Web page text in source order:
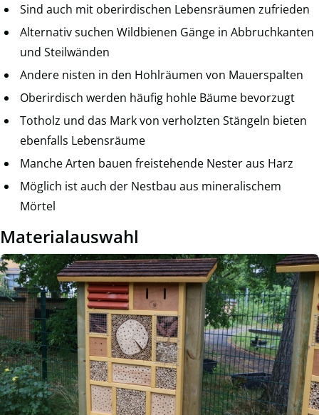
Sind auch mit oberirdischen Lebensräumen zufrieden
Alternativ suchen Wildbienen Gänge in Abbruchkanten
und Steilwänden
Andere nisten in den Hohlräumen von Mauerspalten
Oberirdisch werden häufig hohle Bäume bevorzugt
Totholz und das Mark von verholzten Stängeln bieten
ebenfalls Lebensräume
Manche Arten bauen freistehende Nester aus Harz
Möglich ist auch der Nestbau aus mineralischem
Mörtel
Materialauswahl